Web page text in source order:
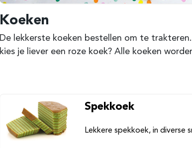
Koeken
De lekkerste koeken bestellen om te
kies je liever een roze koek? Alle koeken
Spekkoek
Lekkere spekkoek, in diverse